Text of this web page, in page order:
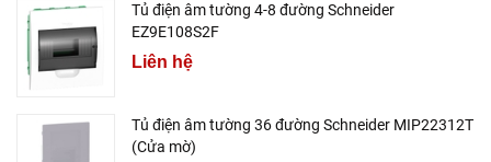
Tủ điện âm tường 4-8 đường Schneider
EZ9E108S2F
Liên hệ
Tủ điện âm tường 36 đường Schneider MIP22312T
(Cửa mờ)